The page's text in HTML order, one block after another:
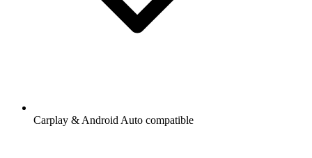
Carplay & Android Auto compatible